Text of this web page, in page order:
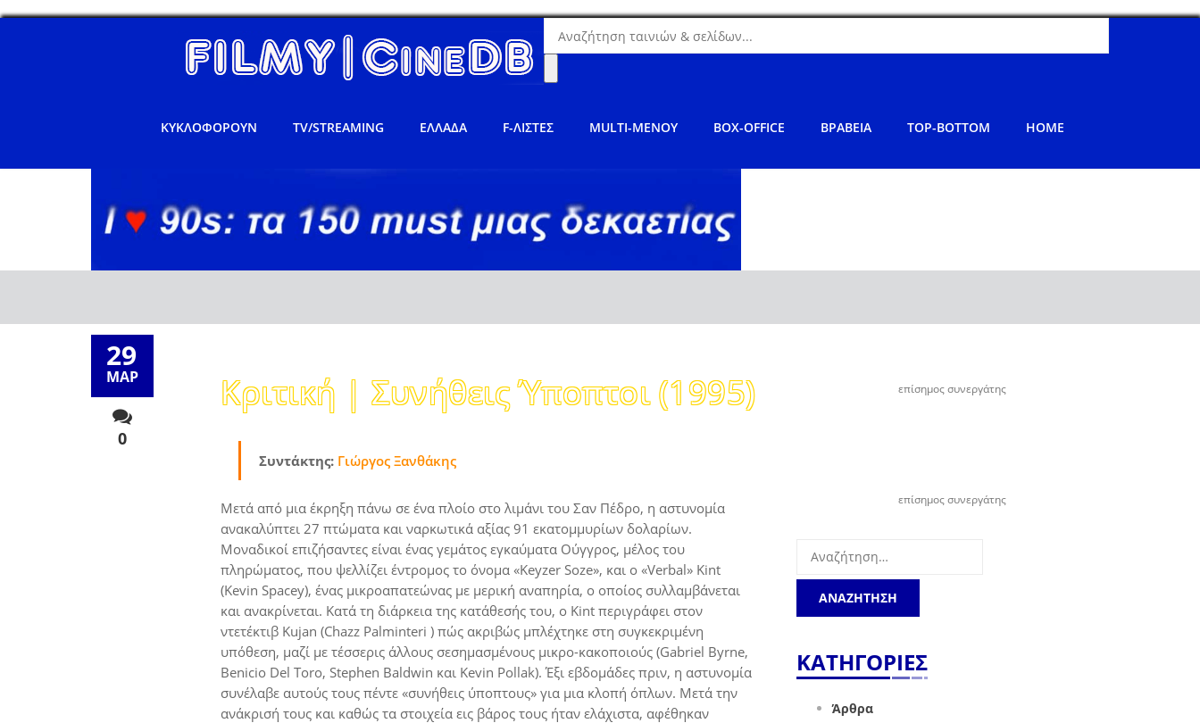
ΚΥΚΛΟΦΟΡΟΥΝ TV/STREAMING ΕΛΛΑΔΑ F-ΛΙΣΤΕΣ MULTI-ΜΕΝΟΥ BOX-OFFICE ΒΡΑΒΕΙΑ TOP-BOTTOM HOME
29
ΜΑΡ
0
Κριτική | Συνήθεις Ύποπτοι (1995)
Συντάκτης: Γιώργος Ξανθάκης
Μετά από μια έκρηξη πάνω σε ένα πλοίο στο λιμάνι του Σαν Πέδρο, η αστυνομία
ανακαλύπτει 27 πτώματα και ναρκωτικά αξίας 91 εκατομμυρίων δολαρίων.
Μοναδικοί επιζήσαντες είναι ένας γεμάτος εγκαύματα Ούγγρος, μέλος του
πληρώματος, που ψελλίζει έντρομος το όνομα «Keyzer Soze», και ο «Verbal» Kint
(Kevin Spacey), ένας μικροαπατεώνας με μερική αναπηρία, ο οποίος συλλαμβάνεται
και ανακρίνεται. Κατά τη διάρκεια της κατάθεσής του, ο Kint περιγράφει στον
ντετέκτιβ Kujan (Chazz Palminteri ) πώς ακριβώς μπλέχτηκε στη συγκεκριμένη
υπόθεση, μαζί με τέσσερις άλλους σεσημασμένους μικρο-κακοποιούς (Gabriel Byrne,
Benicio Del Toro, Stephen Baldwin και Kevin Pollak). Έξι εβδομάδες πριν, η αστυνομία
συνέλαβε αυτούς τους πέντε «συνήθεις ύποπτους» για μια κλοπή όπλων. Μετά την
ανάκρισή τους και καθώς τα στοιχεία εις βάρος τους ήταν ελάχιστα, αφέθηκαν
επίσημος συνεργάτης
επίσημος συνεργάτης
Αναζήτηση
για:
ΚΑΤΗΓΟΡΙΕΣ
Άρθρα